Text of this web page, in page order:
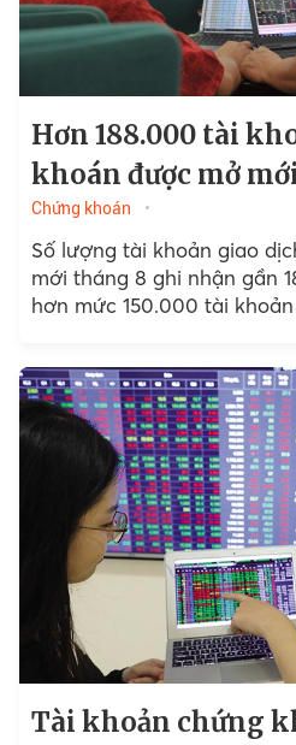
Hơn 188.000 tài
khoán được mở
Chứng khoán
Số lượng tài khoản giao
mới tháng 8 ghi nhận gần
hơn mức 150.000 tài
Tài khoản chứng